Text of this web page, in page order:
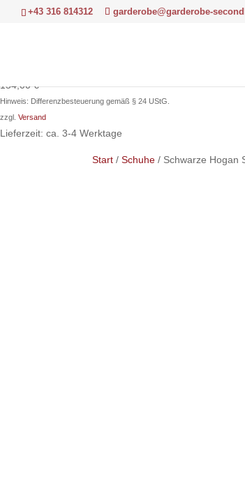
+43 316 814312 garderobe@garderobe-
154,00€
Hinweis: Differenzbesteuerung gemäß § 24 UStG.
zzgl. Versand
Lieferzeit: ca. 3-4 Werktage
Start / Schuhe / Schwarze Hogan